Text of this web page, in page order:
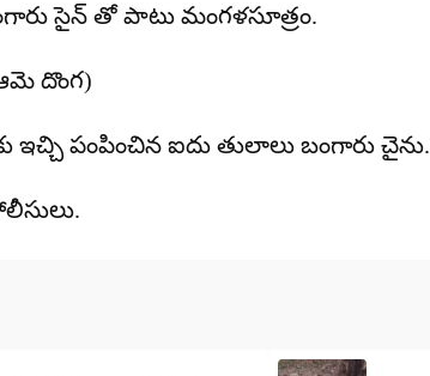
సైన్ తో పాటు మంగళసూత్రం.
దొంగ)
పంపించిన ఐదు తులాలు బంగారు చైను.